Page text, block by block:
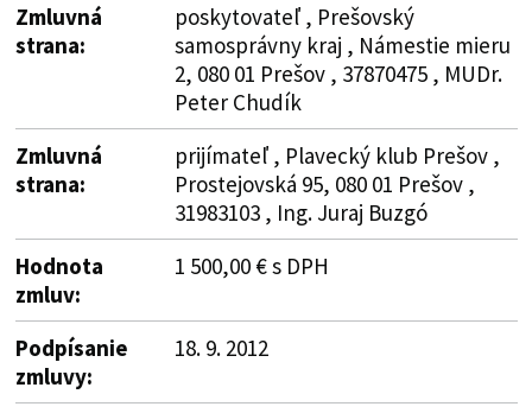
Zmluvná
strana:
poskytovateľ , Prešovský
samosprávny kraj , Námestie mieru
2, 080 01 Prešov , 37870475 , MUDr.
Peter Chudík
Zmluvná
strana:
prijímateľ , Plavecký klub Prešov ,
Prostejovská 95, 080 01 Prešov ,
31983103 , Ing. Juraj Buzgó
Hodnota
zmluv:
1 500,00 € s DPH
Podpísanie
zmluvy:
18. 9. 2012